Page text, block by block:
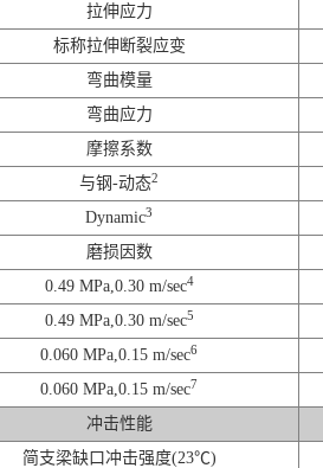
拉伸应力
标称拉伸断裂应变
弯曲模量
弯曲应力
摩擦系数
与钢-动态2
Dynamic3
磨损因数
0.49 MPa,0.30 m/sec4
0.49 MPa,0.30 m/sec5
0.060 MPa,0.15 m/sec6
0.060 MPa,0.15 m/sec7
冲击性能
简支梁缺口冲击强度(23℃)